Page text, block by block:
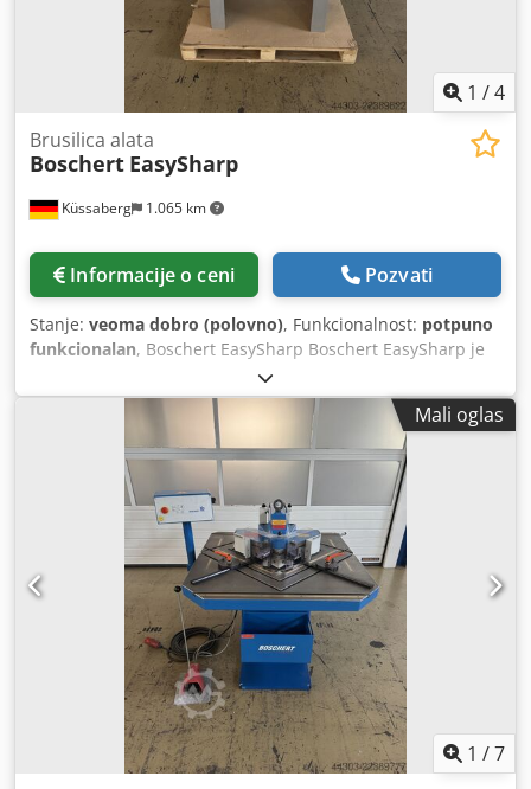
1 /4
Küssaberg 1.065 km
Brusilica alata
Boschert EasySharp
Informacije o ceni Pozvati
Stanje: veoma dobro (polovno), Funkcionalnost: potpuno
funkcionalan, Boschert EasySharp Boschert EasySharp je
ekonomično rešenje za profesionalno ponovno brušenje
alata za probijanje. Posebno je dizajnirana za potrebe
moderne obrade limova i omogućava precizno oštrenje
matričnih alata i kalupa različitih sistema. EasySharp je
opremljena za brušenje Trumpf alata, ali na zahtev i uz
doplatu mogu se isporučiti i nastavci za Amada alate.
Optičko i tehničko stanje EasySharp-a je veoma dobro, a
uređaj je generalno servisiran ove godine. Prečnik brusne
ploče 175 mm Crodpfx Ageznlb Tjyof Vertikalno
podešavanje 150 mm Inkrementi podešavanja 0,02 mm
Radna površina 400 mm x 150 mm Radna visina 1100 mm
Dimenzije sa postoljem: 800 x 520 x 1300 mm Težina 160
Mali oglas
1 /7